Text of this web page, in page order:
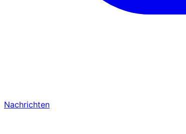
Nachrichten